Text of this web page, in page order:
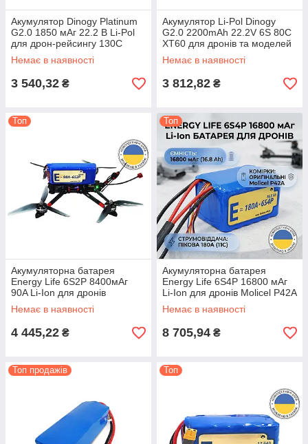
Акумулятор Dinogy Platinum
G2.0 1850 мАг 22.2 В Li-Pol
для дрон-рейсингу 130C
Немає в наявності
3 540,32 ₴
Акумулятор Li-Pol Dinogy
G2.0 2200mAh 22.2V 6S 80C
XT60 для дронів та моделей
літальних апаратів
Немає в наявності
3 812,82 ₴
Топ
Акумуляторна батарея
Energy Life 6S2P 8400мАг
90A Li-Ion для дронів
горизонтальна збірка
Немає в наявності
4 445,22 ₴
Топ
Акумуляторна батарея
Energy Life 6S4P 16800 мАг
Li-Ion для дронів Molicel P42A
висока ємність
Немає в наявності
8 705,94 ₴
Топ продажів Топ